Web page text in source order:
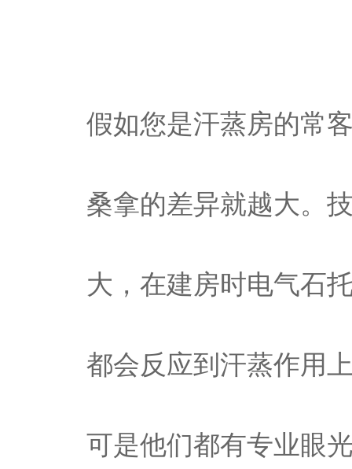
假如您是汗蒸房的常
桑拿的差异就越大。
大，在建房时电气石
都会反应到汗蒸作用
可是他们都有专业眼